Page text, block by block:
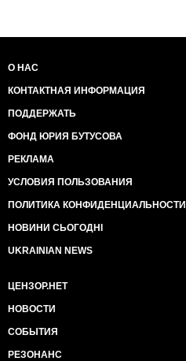
О НАС
КОНТАКТНАЯ ИНФОРМАЦИЯ
ПОДДЕРЖАТЬ
ФОНД ЮРИЯ БУТУСОВА
РЕКЛАМА
УСЛОВИЯ ПОЛЬЗОВАНИЯ
ПОЛИТИКА КОНФИДЕНЦИАЛЬНОСТИ
НОВИНИ СЬОГОДНІ
UKRAINIAN NEWS
ЦЕНЗОР.НЕТ
НОВОСТИ
СОБЫТИЯ
РЕЗОНАНС